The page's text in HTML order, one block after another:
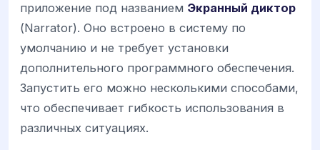
приложение под названием Экранный диктор
(Narrator). Оно встроено в систему по
умолчанию и не требует установки
дополнительного программного обеспечения.
Запустить его можно несколькими способами,
что обеспечивает гибкость использования в
различных ситуациях.